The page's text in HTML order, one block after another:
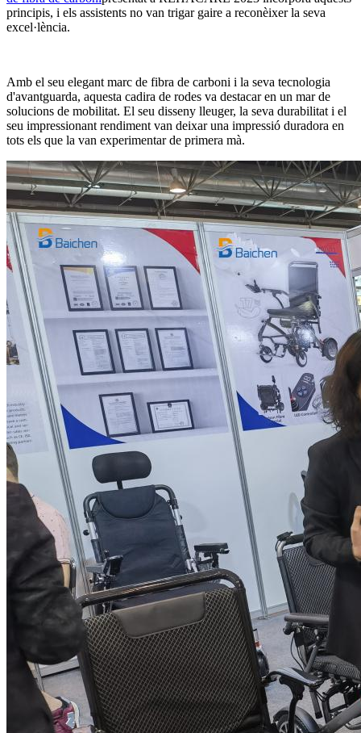
principis, i els assistents no van trigar gaire a reconèixer la seva
excel·lència.
Amb el seu elegant marc de fibra de carboni i la seva tecnologia
d'avantguarda, aquesta cadira de rodes va destacar en un mar de
solucions de mobilitat. El seu disseny lleuger, la seva durabilitat i el
seu impressionant rendiment van deixar una impressió duradora en
tots els que la van experimentar de primera mà.